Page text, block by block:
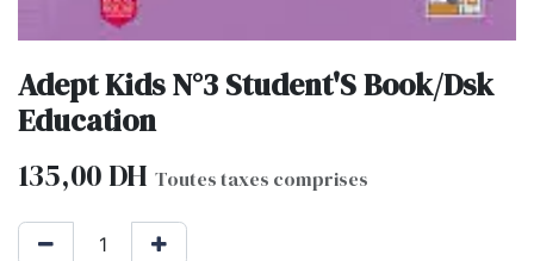
Adept Kids N°3 Student'S Book/Dsk
Education
135,00DH Toutes taxes comprises